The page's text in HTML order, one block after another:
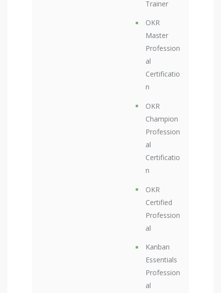
Trainer
OKR
Master
Profession
al
Certificatio
n
OKR
Champion
Profession
al
Certificatio
n
OKR
Certified
Profession
al
Kanban
Essentials
Profession
al